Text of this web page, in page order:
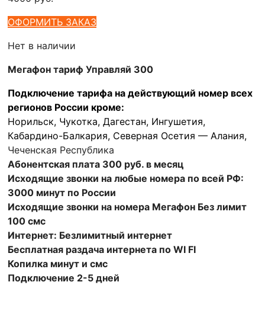
ОФОРМИТЬ ЗАКАЗ
Нет в наличии
Мегафон тариф Управляй 300
Подключение тарифа на действующий номер всех
регионов России кроме:
Норильск, Чукотка, Дагестан, Ингушетия,
Кабардино-Балкария, Северная Осетия — Алания,
Чеченская Республика
Абонентская плата 300 руб. в месяц
Исходящие звонки на любые номера по всей РФ:
3000 минут по России
Исходящие звонки на номера Мегафон Без лимит
100 смс
Интернет: Безлимитный интернет
Бесплатная раздача интернета по WI FI
Копилка минут и смс
Подключение 2-5 дней